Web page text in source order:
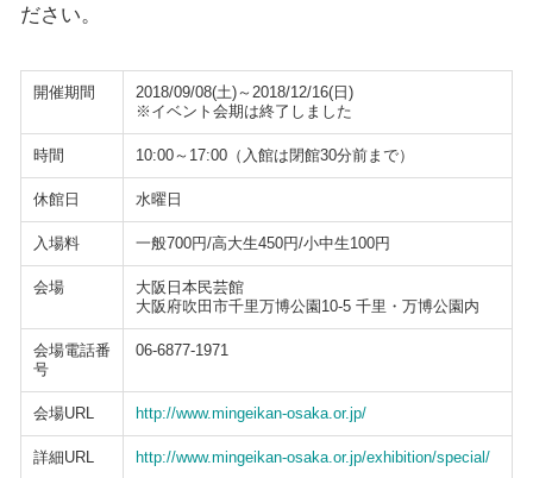
ださい。
開催期間
2018/09/08(土)～2018/12/16(日)
※イベント会期は終了しました
時間 10:00～17:00（入館は閉館30分前まで）
休館日 水曜日
入場料 一般700円/高大生450円/小中生100円
会場
大阪日本民芸館
大阪府吹田市千里万博公園10-5 千里・万博公園内
会場電話番
号
06-6877-1971
会場URL http://www.mingeikan-osaka.or.jp/
詳細URL http://www.mingeikan-osaka.or.jp/exhibition/special/